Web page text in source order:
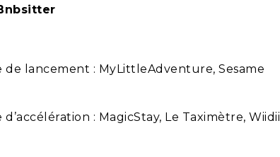
lancement : MyLittleAdventure, Sesame
: MagicStay, Le Taximètre, Wiidii